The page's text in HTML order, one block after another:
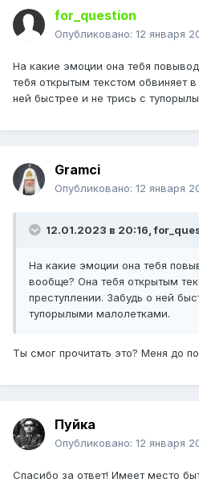
for_question
Опубликовано: 12 января
На какие эмоции она тебя
тебя открытым текстом обвиняет
ней быстрее и не трись с
Gramci
Опубликовано: 12 января
12.01.2023 в 20:16,
На какие эмоции она тебя
вообще? Она тебя открытым
преступлении. Забудь о ней
тупорылыми малолетками.
Ты смог прочитать это? Меня до
Пуйка
Опубликовано: 12 января
Спасибо за ответ! Имеет место